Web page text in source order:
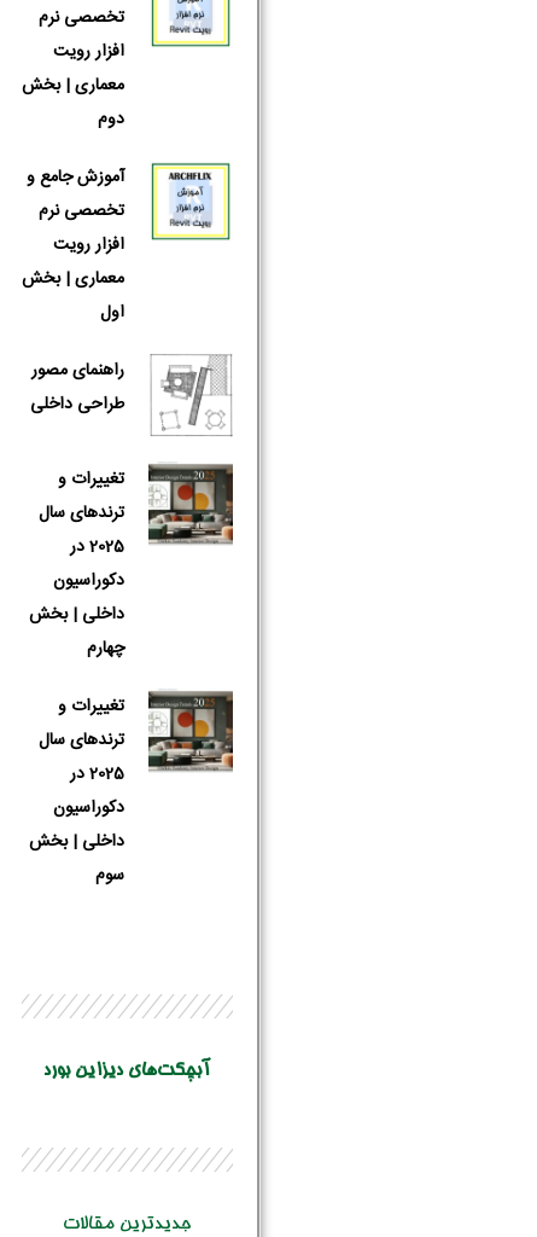
تخصصی نرم
افزار رویت
معماری | بخش
دوم
آموزش جامع و
تخصصی نرم
افزار رویت
معماری | بخش
اول
راهنمای مصور
طراحی داخلی
تغییرات و
ترندهای سال
2025 در
دکوراسیون
داخلی | بخش
چهارم
تغییرات و
ترندهای سال
2025 در
دکوراسیون
داخلی | بخش
سوم
آبچکت‌های دیزاین بورد
جدیدترین مقالات